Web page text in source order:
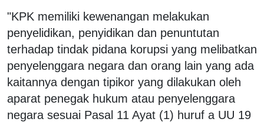
"KPK memiliki kewenangan melakukan
penyelidikan, penyidikan dan penuntutan
terhadap tindak pidana korupsi yang melibatkan
penyelenggara negara dan orang lain yang ada
kaitannya dengan tipikor yang dilakukan oleh
aparat penegak hukum atau penyelenggara
negara sesuai Pasal 11 Ayat (1) huruf a UU 19